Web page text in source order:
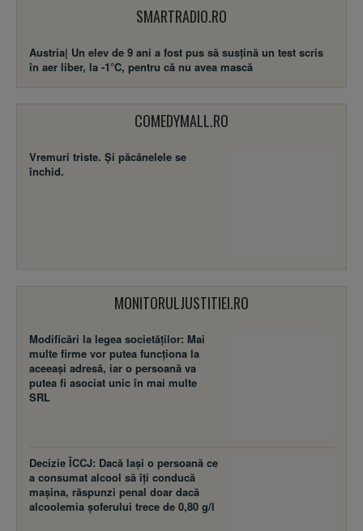
SMARTRADIO.RO
Austria| Un elev de 9 ani a fost pus să susţină un test scris
în aer liber, la -1°C, pentru că nu avea mască
COMEDYMALL.RO
Vremuri triste. Şi păcănelele se
închid.
MONITORULJUSTITIEI.RO
Modificări la legea societăţilor: Mai
multe firme vor putea funcţiona la
aceeaşi adresă, iar o persoană va
putea fi asociat unic în mai multe
SRL
Decizie ÎCCJ: Dacă laşi o persoană ce
a consumat alcool să îţi conducă
maşina, răspunzi penal doar dacă
alcoolemia şoferului trece de 0,80 g/l